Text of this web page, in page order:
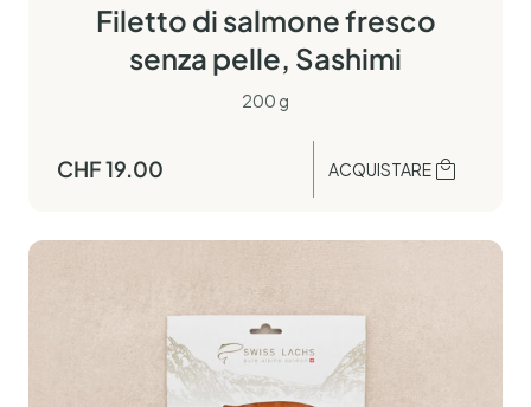
Filetto di salmone fresco
senza pelle, Sashimi
200 g
CHF19.00 ACQUISTARE